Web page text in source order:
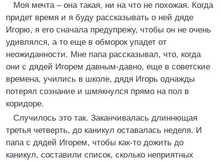
Моя мечта – она такая, ни на что не похожая. Когда
придет время и я буду рассказывать о ней дяде
Игорю, я его сначала предупрежу, чтобы он не очень
удивлялся, а то еще в обморок упадет от
неожиданности. Мне папа рассказывал, что, когда
они с дядей Игорем давным-давно, еще в советские
времена, учились в школе, дядя Игорь однажды
потерял сознание и шмякнулся прямо на пол в
коридоре.
Случилось это так. Заканчивалась длиннющая
третья четверть, до каникул оставалась неделя. И
папа с дядей Игорем, чтобы как-то дожить до
каникул, составили список, сколько неприятных